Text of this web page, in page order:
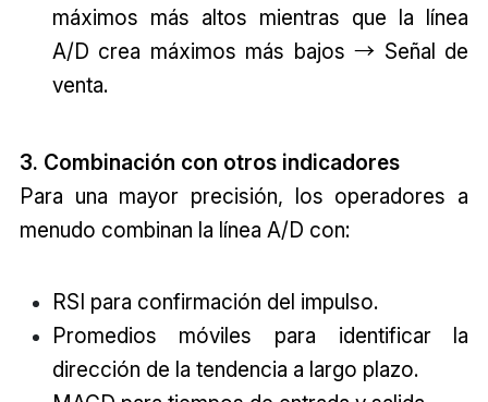
máximos más altos mientras que la línea
A/D crea máximos más bajos → Señal de
venta.
3. Combinación con otros indicadores
Para una mayor precisión, los operadores a
menudo combinan la línea A/D con:
RSI para confirmación del impulso.
Promedios móviles para identificar la
dirección de la tendencia a largo plazo.